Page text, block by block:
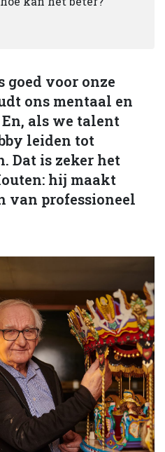
goed voor onze
ons mentaal en
als we talent
leiden tot
Dat is zeker het
hij maakt
van professioneel